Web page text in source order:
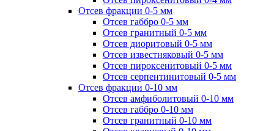
Отсев фракции 0-5 мм
Отсев габбро 0-5 мм
Отсев гранитный 0-5 мм
Отсев диоритовый 0-5 мм
Отсев известняковый 0-5 мм
Отсев пироксенитовый 0-5 мм
Отсев серпентинитовый 0-5 мм
Отсев фракции 0-10 мм
Отсев амфиболитовый 0-10 мм
Отсев габбро 0-10 мм
Отсев гранитный 0-10 мм